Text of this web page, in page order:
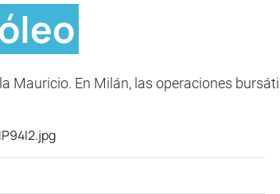
Mauricio. En Milán, las operaciones